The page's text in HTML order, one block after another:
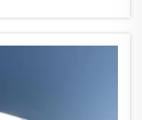
միայն դժվար և